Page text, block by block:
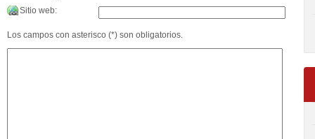
Sitio web:
Los campos con asterisco (*) son obligatorios.